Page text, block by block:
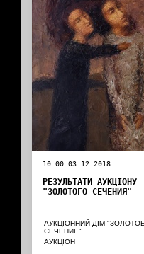
10:00 03.12.2018
РЕЗУЛЬТАТИ АУКЦІОНУ
"ЗОЛОТОГО СЕЧЕНИЯ"
АУКЦІОННИЙ ДІМ
СЕЧЕНИЕ"
АУКЦІОН